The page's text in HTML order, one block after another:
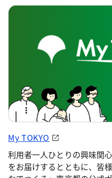
My TOKYO
利用者一人ひとりの興味関
をお届けするとともに、皆